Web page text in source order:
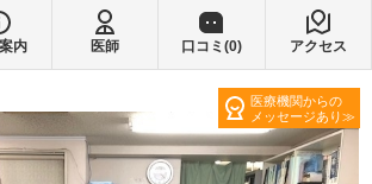
内 医師 口コミ(0) アクセス
医療機関からの
メッセージあり